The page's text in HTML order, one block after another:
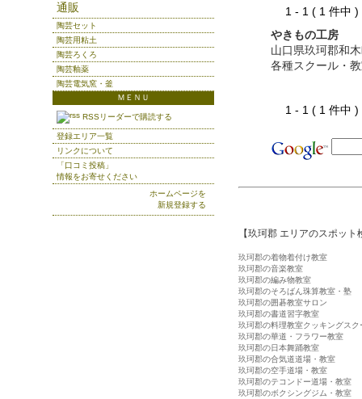
1 - 1 ( 1 件
やきもの工房
山口県玖珂郡和
各種スクール・
1 - 1 ( 1 件
【玖珂郡 エリアのスポット
玖珂郡の着物着付け教室
玖珂郡の音楽教室
玖珂郡の編み物教室
玖珂郡のそろばん珠算教室・塾
玖珂郡の囲碁教室サロン
玖珂郡の書道習字教室
玖珂郡の料理教室クッキングスク
玖珂郡の華道・フラワー教室
玖珂郡の日本舞踊教室
玖珂郡の合気道道場・教室
玖珂郡の空手道場・教室
玖珂郡のテコンドー道場・教室
玖珂郡のボクシングジム・教室
通販
陶芸セット
陶芸用粘土
陶芸ろくろ
陶芸釉薬
陶芸電気窯・釜
ＭＥＮＵ
RSSリーダーで購読する
登録エリア一覧
リンクについて
「口コミ投稿」
情報をお寄せください
ホームページを
新規登録する